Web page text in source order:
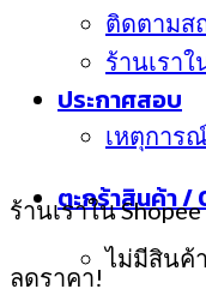
ติดตามส
ร้านเราใ
ประกาศสอบ
เหตุการ
ตะกร้าสินค้า /
ไม่มีสินค้
ร้านเราใน Shopee
ลดราคา!